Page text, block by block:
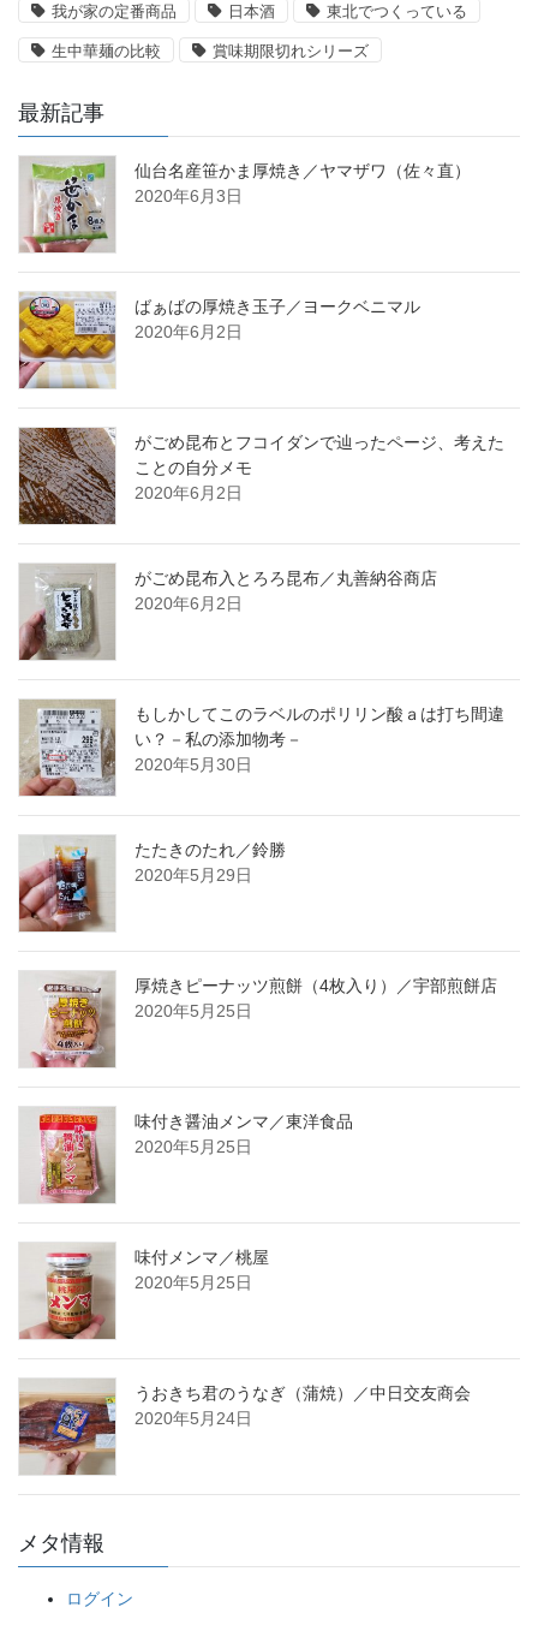
我が家の定番商品 日本酒 東北でつくっている
生中華麺の比較 賞味期限切れシリーズ
最新記事
仙台名産笹かま厚焼き／ヤマザワ（佐々直）
2020年6月3日
ばぁばの厚焼き玉子／ヨークベニマル
2020年6月2日
がごめ昆布とフコイダンで辿ったページ、考えた
ことの自分メモ
2020年6月2日
がごめ昆布入とろろ昆布／丸善納谷商店
2020年6月2日
もしかしてこのラベルのポリリン酸ａは打ち間違
い？－私の添加物考－
2020年5月30日
たたきのたれ／鈴勝
2020年5月29日
厚焼きピーナッツ煎餅（4枚入り）／宇部煎餅店
2020年5月25日
味付き醤油メンマ／東洋食品
2020年5月25日
味付メンマ／桃屋
2020年5月25日
うおきち君のうなぎ（蒲焼）／中日交友商会
2020年5月24日
メタ情報
ログイン